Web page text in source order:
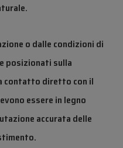
o dalle condizioni di
posizionati sulla
contatto diretto con il
essere in legno
accurata delle